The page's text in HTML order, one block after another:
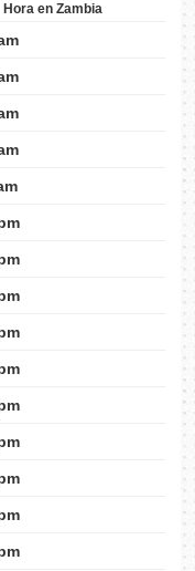
Hora en Zambia